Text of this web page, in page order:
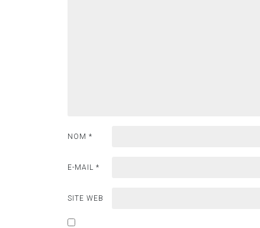
NOM *
E-MAIL *
SITE WEB